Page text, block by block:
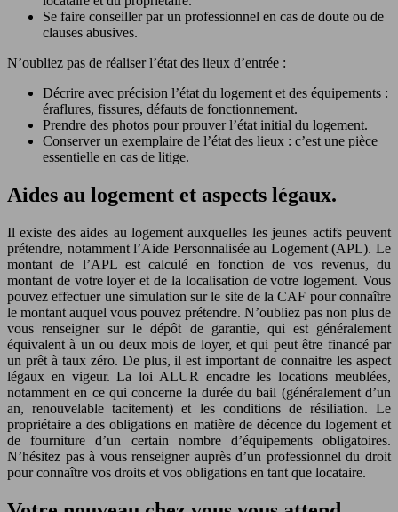
Se faire conseiller par un professionnel en cas de doute ou de
clauses abusives.
N’oubliez pas de réaliser l’état des lieux d’entrée :
Décrire avec précision l’état du logement et des équipements :
éraflures, fissures, défauts de fonctionnement.
Prendre des photos pour prouver l’état initial du logement.
Conserver un exemplaire de l’état des lieux : c’est une pièce
essentielle en cas de litige.
Aides au logement et aspects légaux.
Il existe des aides au logement auxquelles les jeunes actifs peuvent
prétendre, notamment l’Aide Personnalisée au Logement (APL). Le
montant de l’APL est calculé en fonction de vos revenus, du
montant de votre loyer et de la localisation de votre logement. Vous
pouvez effectuer une simulation sur le site de la CAF pour connaître
le montant auquel vous pouvez prétendre. N’oubliez pas non plus de
vous renseigner sur le dépôt de garantie, qui est généralement
équivalent à un ou deux mois de loyer, et qui peut être financé par
un prêt à taux zéro. De plus, il est important de connaitre les aspect
légaux en vigeur. La loi ALUR encadre les locations meublées,
notamment en ce qui concerne la durée du bail (généralement d’un
an, renouvelable tacitement) et les conditions de résiliation. Le
propriétaire a des obligations en matière de décence du logement et
de fourniture d’un certain nombre d’équipements obligatoires.
N’hésitez pas à vous renseigner auprès d’un professionnel du droit
pour connaître vos droits et vos obligations en tant que locataire.